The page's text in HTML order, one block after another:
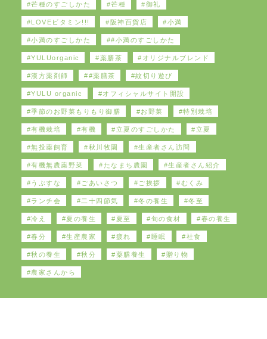
芒種のすごしかた 芒種 御礼
LOVEビタミン!!! 阪神百貨店 小満
小満のすごしかた #小満のすごしかた
YULUorganic 薬膳茶 オリジナルブレンド
漢方薬剤師 #薬膳茶 紋切り遊び
YULU organic オフィシャルサイト開設
季節のお野菜もりもり御膳 お野菜 特別栽培
有機栽培 有機 立夏のすごしかた 立夏
無投薬飼育 秋川牧園 生産者さん訪問
有機無農薬野菜 たなまち農園 生産者さん紹介
うぶすな ごあいさつ ご挨拶 むくみ
ランチ会 二十四節気 冬の養生 冬至
冷え 夏の養生 夏至 旬の食材 春の養生
春分 生産農家 疲れ 睡眠 社食
秋の養生 秋分 薬膳養生 贈り物
農家さんから